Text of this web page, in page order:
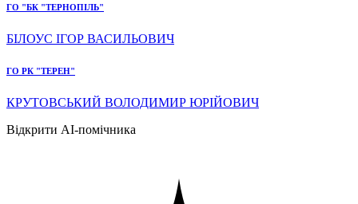
ГО "БК "ТЕРНОПІЛЬ"
БІЛОУС ІГОР ВАСИЛЬОВИЧ
ГО РК "ТЕРЕН"
КРУТОВСЬКИЙ ВОЛОДИМИР ЮРІЙОВИЧ
Відкрити AI-помічника